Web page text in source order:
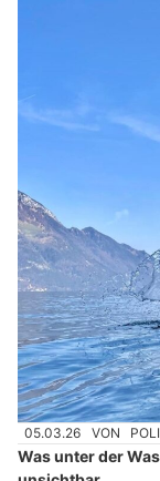
05.03.26 VON
Was unter der